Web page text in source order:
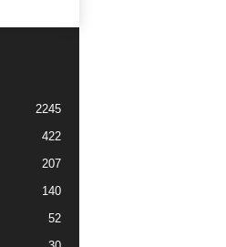
2245
422
207
140
52